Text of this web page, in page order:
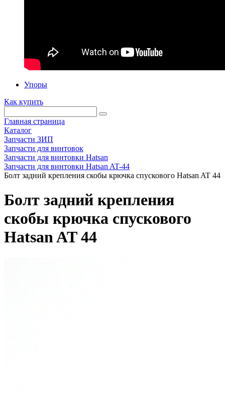
Упоры
Как купить
Главная страница
Каталог
Запчасти ЗИП
Запчасти для винтовок
Запчасти для винтовки Hatsan
Запчасти для винтовки Hatsan AT-44
Болт задний крепления скобы крючка спускового Hatsan AT 44
Болт задний крепления
скобы крючка спускового
Hatsan AT 44